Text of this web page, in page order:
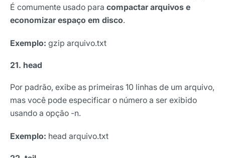
É comumente usado para compactar arquivos e
economizar espaço em disco.
Exemplo: gzip arquivo.txt
21. head
Por padrão, exibe as primeiras 10 linhas de um arquivo,
mas você pode especificar o número a ser exibido
usando a opção -n.
Exemplo: head arquivo.txt
Tendências e materiais exclusivos do mercado